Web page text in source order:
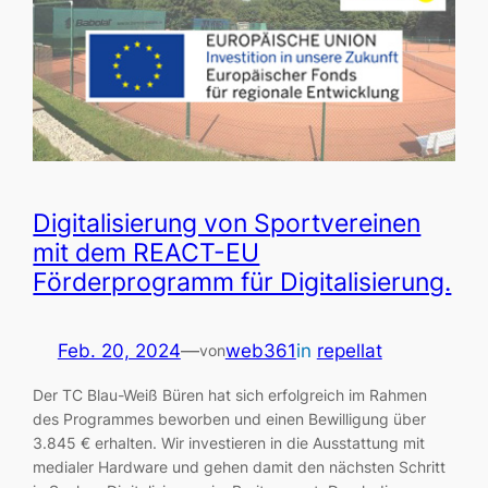
Digitalisierung von Sportvereinen
mit dem REACT-EU
Förderprogramm für Digitalisierung.
Feb. 20, 2024—vonweb361in repellat
Der TC Blau-Weiß Büren hat sich erfolgreich im Rahmen
des Programmes beworben und einen Bewilligung über
3.845 € erhalten. Wir investieren in die Ausstattung mit
medialer Hardware und gehen damit den nächsten Schritt